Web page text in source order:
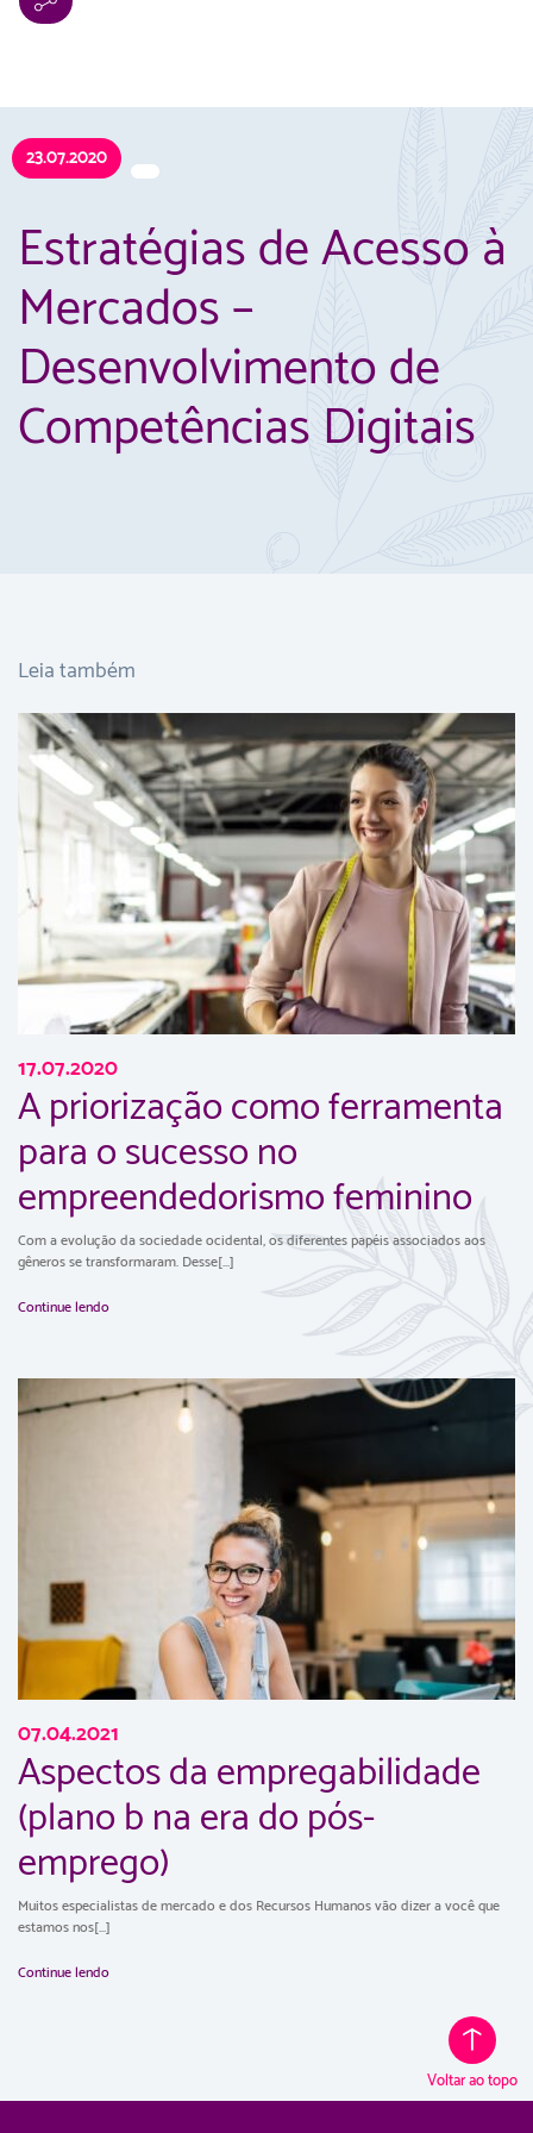
23.07.2020
Estratégias de Acesso à
Mercados –
Desenvolvimento de
Competências Digitais
Leia também
17.07.2020
A priorização como ferramenta
para o sucesso no
empreendedorismo feminino
Com a evolução da sociedade ocidental, os diferentes papéis associados aos
gêneros se transformaram. Desse[...]
Continue lendo
07.04.2021
Aspectos da empregabilidade
(plano b na era do pós-
emprego)
Muitos especialistas de mercado e dos Recursos Humanos vão dizer a você que
estamos nos[...]
Continue lendo
Voltar ao topo